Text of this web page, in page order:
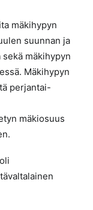
mäkihypyn
suunnan ja
mäkihypyn
Mäkihypyn
perjantai-
mäkiosuus